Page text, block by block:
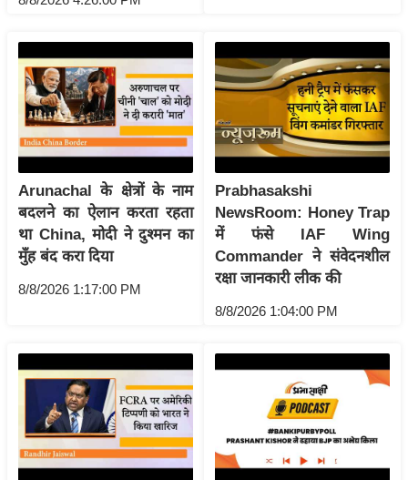
त
ऑ
टो
व
र्ल्ड
न्यू
ज
ब्री
फ
नो
न
त
बॉ
Arunachal के क्षेत्रों के नाम
बदलने का ऐलान करता रहता
था China, मोदी ने दुश्मन का
मुँह बंद करा दिया
8/8/2026 1:17:00 PM
Prabhasakshi
NewsRoom: Honey Trap
में फंसे IAF Wing
Commander ने संवेदनशील
रक्षा जानकारी लीक की
8/8/2026 1:04:00 PM